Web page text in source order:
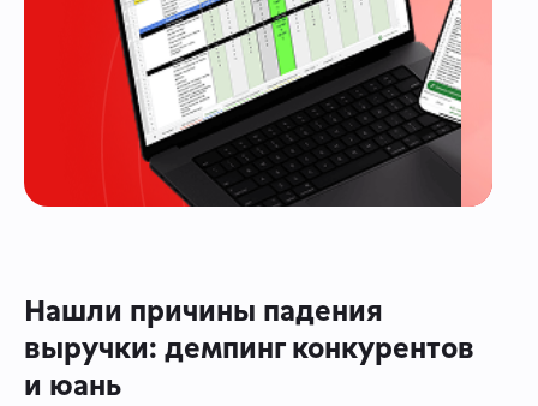
Нашли причины падения
выручки: демпинг конкурентов
и юань